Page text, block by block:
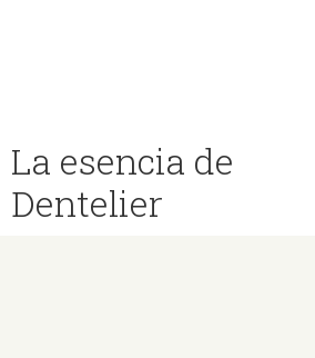
La esencia de
Dentelier